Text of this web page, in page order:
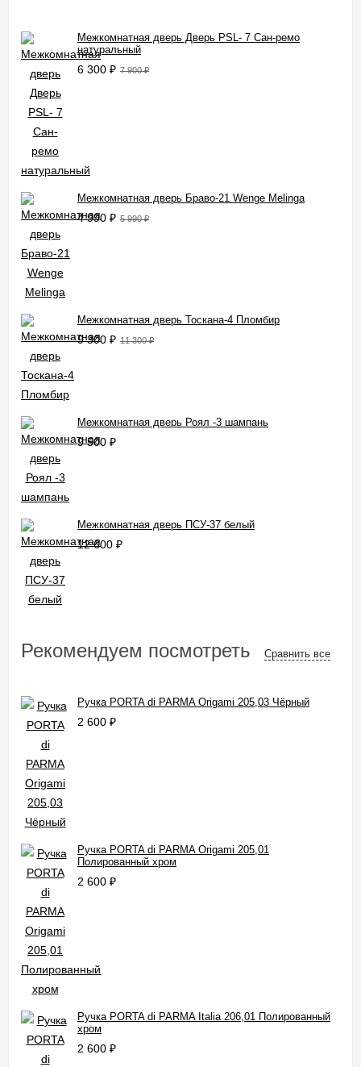
Межкомнатная дверь Дверь PSL- 7 Сан-ремо
натуральный
6 300 ₽ 7 900₽
Межкомнатная дверь Браво-21 Wenge Melinga
4 990 ₽ 5 990₽
Межкомнатная дверь Тоскана-4 Пломбир
9 300 ₽ 11 300₽
Межкомнатная дверь Роял -3 шампань
9 500 ₽
Межкомнатная дверь ПСУ-37 белый
12 600 ₽
Рекомендуем посмотреть Сравнить все
Ручка PORTA di PARMA Origami 205,03 Чёрный
2 600 ₽
Ручка PORTA di PARMA Origami 205,01
Полированный хром
2 600 ₽
Ручка PORTA di PARMA Italia 206,01 Полированный
хром
2 600 ₽